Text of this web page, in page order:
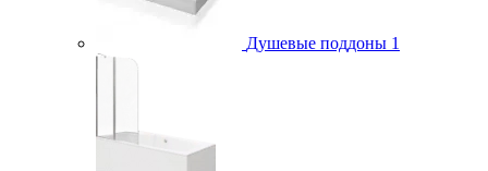
Душевые поддоны 1